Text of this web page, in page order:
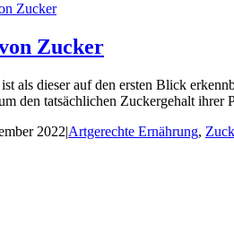
Zucker
als dieser auf den ersten Blick
den tatsächlichen Zuckergehalt ihrer
2022|Artgerechte Ernährung,